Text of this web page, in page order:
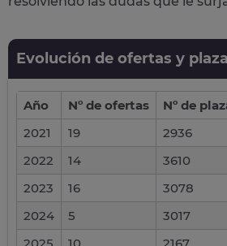
Evolución de ofertas y
Año Nº de ofertas
Nº de
2021
19
2936
2022
14
3610
2023
16
3078
2024
5
3017